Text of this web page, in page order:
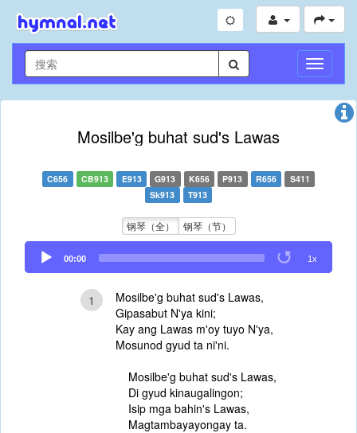
切
换
导
Mosilbe'g buhat sud's Lawas
C656 CB913 E913 G913 K656 P913 R656
S411
Sk913
T913
钢琴（全） 钢琴（节）
Audio
Player
00:00 1x
1
Mosilbe'g buhat sud's Lawas,
Gipasabut N'ya kini;
Kay ang Lawas m'oy tuyo N'ya,
Mosunod gyud ta ni'ni.
Mosilbe'g buhat sud's Lawas,
Di gyud kinaugalingon;
Isip mga bahin's Lawas,
Magtambayayongay ta.